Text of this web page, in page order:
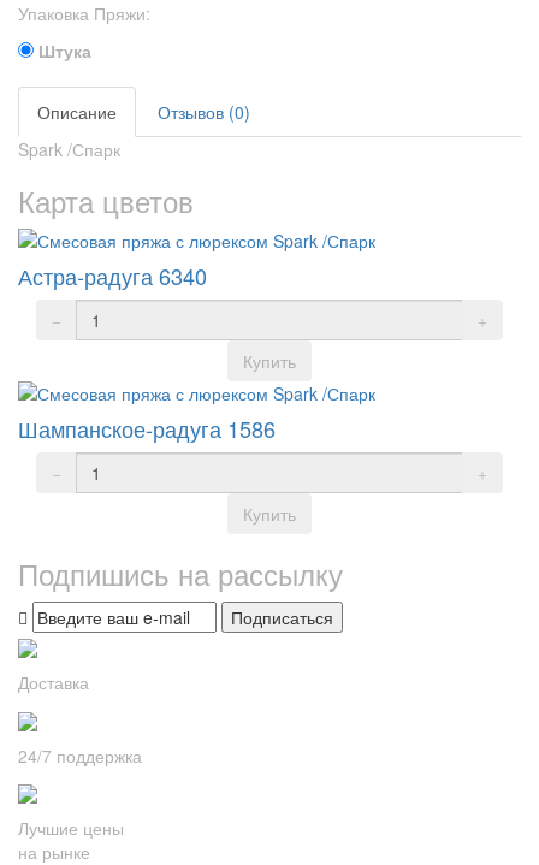
Упаковка Пряжи:
Штука
Описание
Отзывов (0)
Spark /Спарк
Карта цветов
Астра-радуга 6340
Купить
Шампанское-радуга 1586
Купить
Подпишись на рассылку
Подписаться
Доставка
24/7 поддержка
Лучшие цены
на рынке